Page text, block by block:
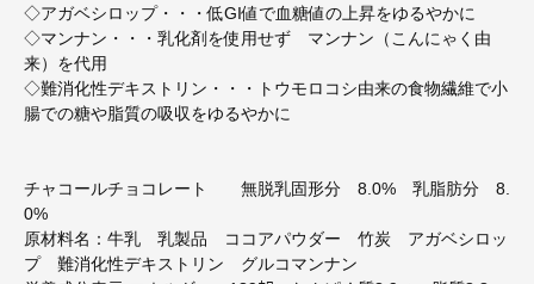
◇アガベシロップ・・・低GI値で血糖値の上昇をゆるやかに
◇マンナン・・・乳化剤を使用せず マンナン（こんにゃく由
来）を代用
◇難消化性デキストリン・・・トウモロコシ由来の食物繊維で小
腸での糖や脂質の吸収をゆるやかに
チャコールチョコレート 無脱乳固形分 8.0% 乳脂肪分 8.
0%
原材料名：牛乳 乳製品 ココアパウダー 竹炭 アガベシロッ
プ 難消化性デキストリン グルコマンナン